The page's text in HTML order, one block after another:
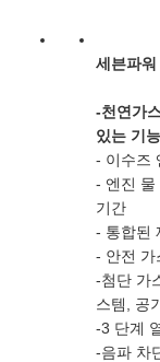
세븐파워
-천연가
있는 기능
- 이수즈
- 엔진 물
기간
- 통합된
- 안전 가
-첨단 가
스템, 공
-3 단계
-음파 차